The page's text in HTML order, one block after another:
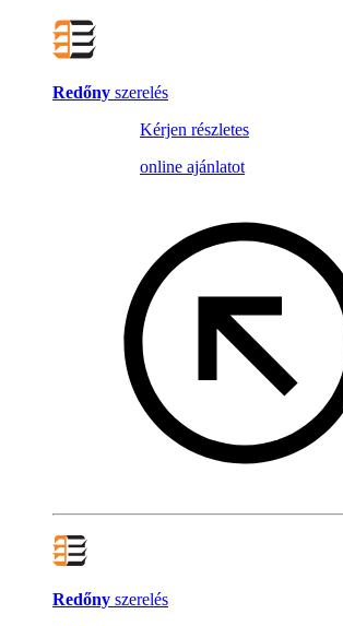
Redőny szerelés
Kérjen részletes
online ajánlatot
Redőny szerelés